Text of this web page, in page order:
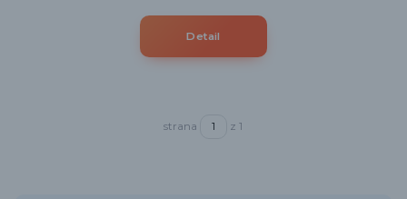
Detail
strana z 1